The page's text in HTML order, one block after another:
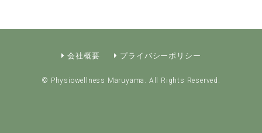
会社概要 プライバシーポリシー
© Physiowellness Maruyama. All Rights Reserved.